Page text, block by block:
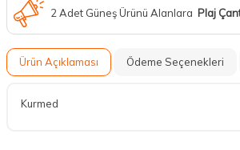
2 Adet Güneş Ürünü Alanlara Plaj
Ürün Açıklaması Ödeme Seçenekleri
Kurmed